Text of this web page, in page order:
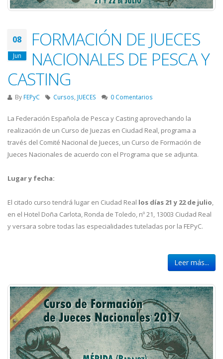
08
Jun
FORMACIÓN DE JUECES
NACIONALES DE PESCA Y
CASTING
By FEPyC Cursos, JUECES 0 Comentarios
La Federación Española de Pesca y Casting aprovechando la
realización de un Curso de Juezas en Ciudad Real, programa a
través del Comité Nacional de Jueces, un Curso de Formación de
Jueces Nacionales de acuerdo con el Programa que se adjunta.
Lugar y fecha:
El citado curso tendrá lugar en Ciudad Real los días 21 y 22 de julio,
en el Hotel Doña Carlota, Ronda de Toledo, nº 21, 13003 Ciudad Real
y versara sobre todas las especialidades tuteladas por la FEPyC.
Leer más...